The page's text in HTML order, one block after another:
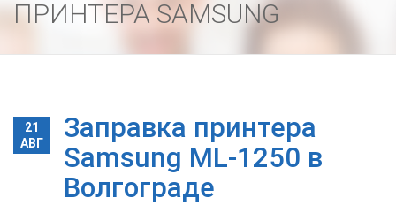
ПРИНТЕРА SAMSUNG
21
АВГ
Заправка принтера
Samsung ML-1250 в
Волгограде